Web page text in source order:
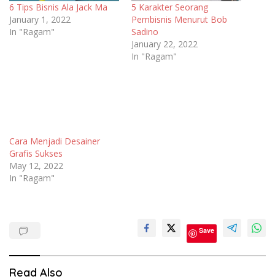
6 Tips Bisnis Ala Jack Ma
January 1, 2022
In "Ragam"
5 Karakter Seorang
Pembisnis Menurut Bob
Sadino
January 22, 2022
In "Ragam"
Cara Menjadi Desainer
Grafis Sukses
May 12, 2022
In "Ragam"
Bisnis
Save
Read Also